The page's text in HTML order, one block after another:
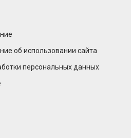
об использовании сайта
персональных данных